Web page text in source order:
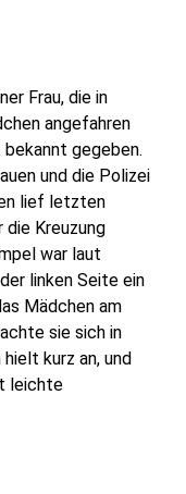
Frau, die in
angefahren
gegeben.
und die Polizei
lief letzten
die Kreuzung
war laut
linken Seite ein
Mädchen am
sie sich in
kurz an, und
leichte